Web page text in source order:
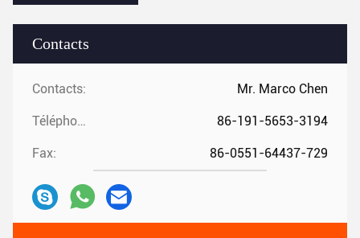
Contacts
Contacts: Mr. Marco Chen
Téléphone: 86-191-5653-3194
Fax: 86-0551-64437-729